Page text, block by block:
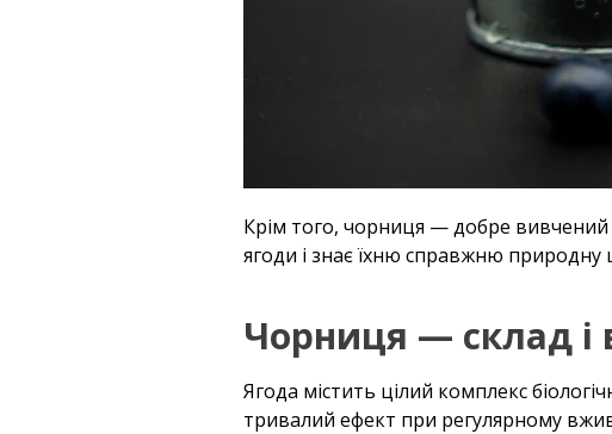
Крім того, чорниця — добре вивчений
ягоди і знає їхню справжню природну
Чорниця — склад і
Ягода містить цілий комплекс
тривалий ефект при регулярному